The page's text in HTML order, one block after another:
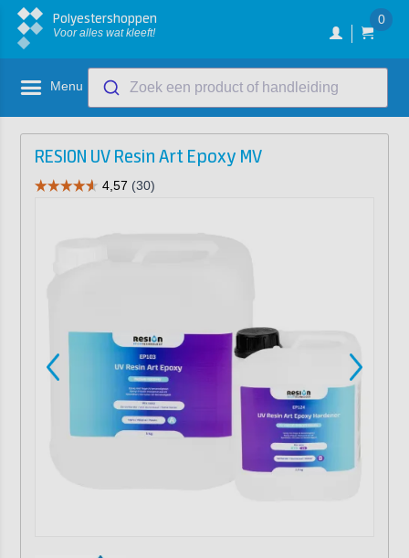
Polyestershoppen
Voor alles wat kleeft!
0
Menu Zoek een product of handleiding
RESION UV Resin Art Epoxy MV